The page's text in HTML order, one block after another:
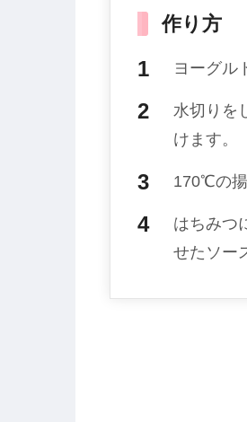
作り方
ヨーグル
水切りを
けます。
170℃の揚
はちみつ
せたソー